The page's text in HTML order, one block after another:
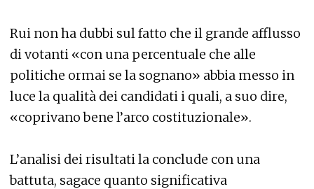
Rui non ha dubbi sul fatto che il grande afflusso
di votanti «con una percentuale che alle
politiche ormai se la sognano» abbia messo in
luce la qualità dei candidati i quali, a suo dire,
«coprivano bene l’arco costituzionale».
L’analisi dei risultati la conclude con una
battuta, sagace quanto significativa